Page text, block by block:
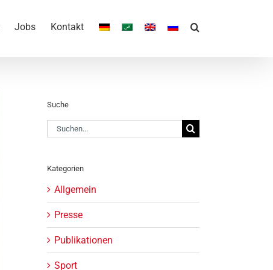
Jobs Kontakt
Suche
Suche
nach:
Kategorien
Allgemein
Presse
Publikationen
Sport